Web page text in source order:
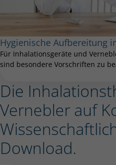
Hygienische Aufbereitung
Für Inhalationsgeräte und
sind besondere Vorschriften zu
Die
Vernebler auf
Download.